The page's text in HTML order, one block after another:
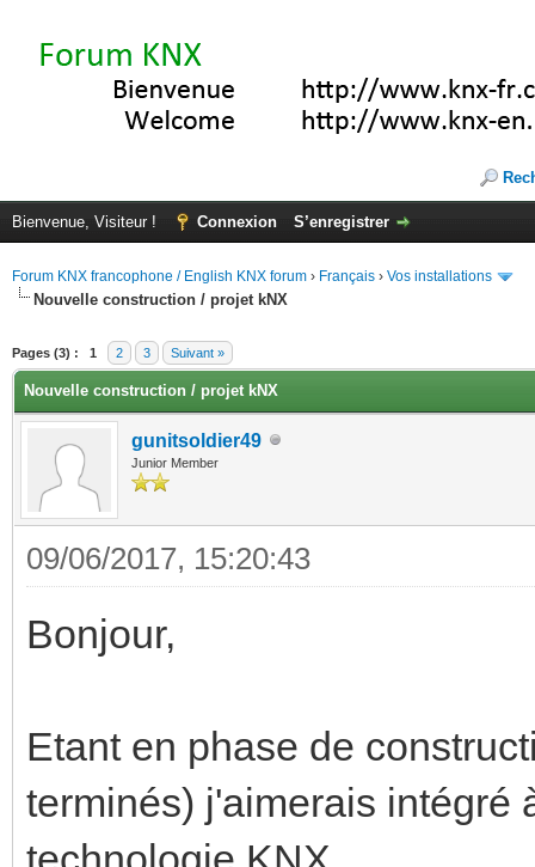
Bienvenue, Visiteur ! Connexion S’enregistrer
Forum KNX francophone / English KNX forum › Français › Vos installations
Nouvelle construction / projet kNX
Pages (3) : 1 2 3 Suivant »
Nouvelle construction / projet kNX
gunitsoldier49
Junior Member
09/06/2017, 15:20:43
Bonjour,
Etant en phase de
terminés) j'aimerais intégré